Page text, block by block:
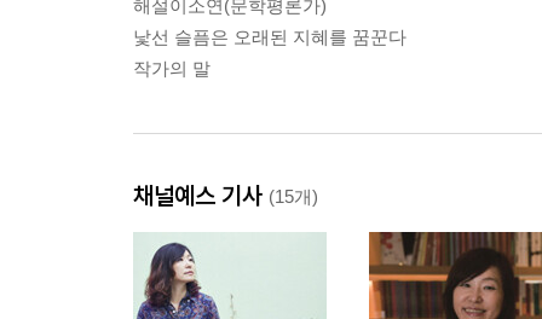
해설이소연(문학평론가)
낯선 슬픔은 오래된 지혜를 꿈꾼다
작가의 말
채널예스 기사 (15개)